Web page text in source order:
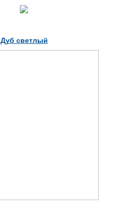
Дуб светлый